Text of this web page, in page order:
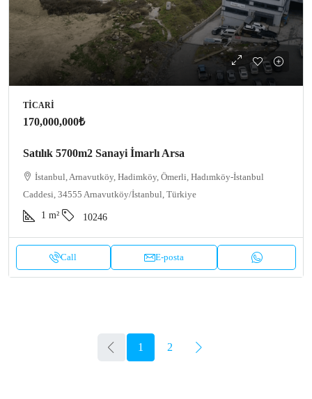
TICARI
170,000,000₺
Satılık 5700m2 Sanayi İmarlı Arsa
İstanbul, Arnavutköy, Hadimköy, Ömerli, Hadımköy-İstanbul
Caddesi, 34555 Arnavutköy/İstanbul, Türkiye
1 m² 10246
Call E-posta
1 2